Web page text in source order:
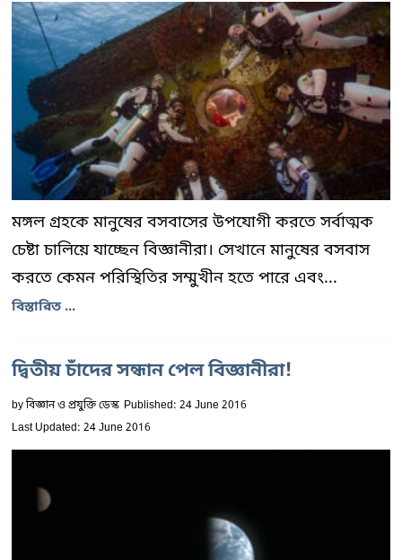
মঙ্গল গ্রহকে মানুষের বসবাসের উপযোগী করতে সর্বাত্মক
চেষ্টা চালিয়ে যাচ্ছেন বিজ্ঞানীরা। সেখানে মানুষের বসবাস
করতে কেমন পরিস্থিতির সম্মুখীন হতে পারে এবং...
বিস্তারিত ...
দ্বিতীয় চাঁদের সন্ধান পেল বিজ্ঞানীরা!
byবিজ্ঞান ও প্রযুক্তি ডেস্ক Published: 24 June 2016
Last Updated: 24 June 2016